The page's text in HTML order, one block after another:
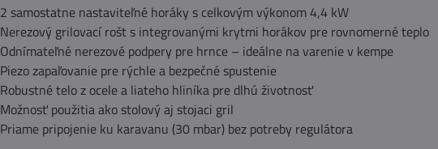
2 samostatne nastaviteľné horáky s celkovým výkonom 4,4 kW
Nerezový grilovací rošt s integrovanými krytmi horákov pre rovnomerné teplo
Odnímateľné nerezové podpery pre hrnce – ideálne na varenie v kempe
Piezo zapaľovanie pre rýchle a bezpečné spustenie
Robustné telo z ocele a liateho hliníka pre dlhú životnosť
Možnosť použitia ako stolový aj stojaci gril
Priame pripojenie ku karavanu (30 mbar) bez potreby regulátora